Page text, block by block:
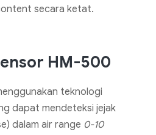
secara ketat.
HM-500
teknologi
dapat mendeteksi jejak
dalam air range 0-10